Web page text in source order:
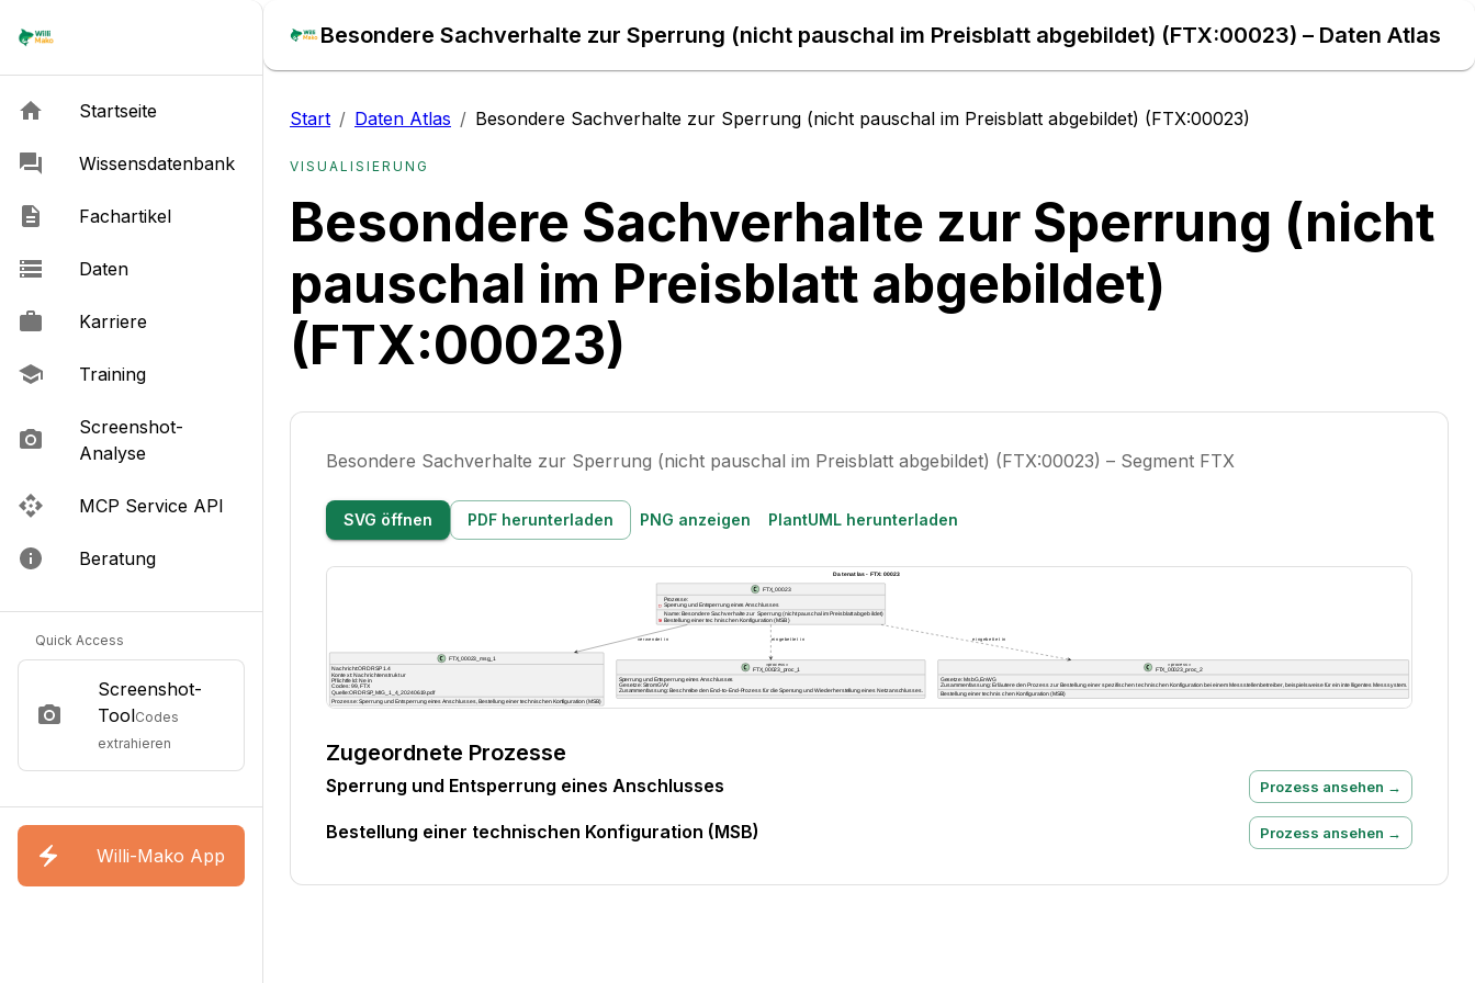
Besondere Sachverhalte zur Sperrung (nicht pauschal im Preisblatt abgebildet) (FTX:00023) – Daten Atlas
Startseite
Wissensdatenbank
Fachartikel
Daten
Karriere
Training
Screenshot-
Analyse
MCP Service API
Beratung
Quick Access
Screenshot-
ToolCodes
extrahieren
Willi-Mako App
Start / Daten Atlas / Besondere Sachverhalte zur Sperrung (nicht pauschal im Preisblatt abgebildet) (FTX:00023)
VISUALISIERUNG
Besondere Sachverhalte zur Sperrung (nicht
pauschal im Preisblatt abgebildet)
(FTX:00023)
Besondere Sachverhalte zur Sperrung (nicht pauschal im Preisblatt abgebildet) (FTX:00023) – Segment FTX
SVG öffnen PDF herunterladen PNG anzeigen PlantUML herunterladen
Zugeordnete Prozesse
Sperrung und Entsperrung eines Anschlusses Prozess ansehen →
Bestellung einer technischen Konfiguration (MSB) Prozess ansehen →